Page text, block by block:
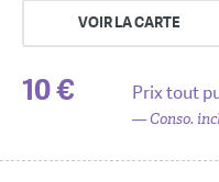
VOIR LA CARTE
10 € Prix tout
— Conso.